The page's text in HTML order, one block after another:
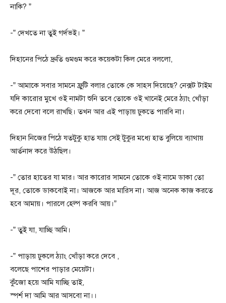
নাকি? ”
-” দেখতে না তুই গর্দভই। ”
দিহানের পিঠে দ্রুতি গুমগুম করে কয়েকটা কিল মেরে বললো,
-” আমাকে সবার সামনে ফ্রুটি বলার তোকে কে সাহস দিয়েছে? নেক্সট টাইম
যদি কারোর মুখে ওই নামটা শুনি তবে তোকে ওই খানেই মেরে ঠ্যাং খোঁড়া
করে দেবো বলে রাখছি। তখন আর এই পাড়ায় ঢুকতে পারবি না।
দিহান নিজের পিঠে যতটুকু হাত যায় সেই টুকুর মধ্যে হাত বুলিয়ে ব্যাথায়
আর্তনাদ করে উঠছিল।
-” তোর হাতের যা মার। আর কারোর সামনে তোকে ওই নামে ডাকা তো
দূর, তোকে ডাকবোই না। আজকে আর মারিস না। আজ অনেক কাজ করতে
হবে আমায়। পারলে হেল্প করবি আয়।”
-” তুই যা, যাচ্ছি আমি।
-” পাড়ায় ঢুকলে ঠ্যাং খোঁড়া করে দেবে ,
বলেছে পাশের পাড়ার মেয়েটা।
কুঁজো হয়ে আমি যাচ্ছি তাই,
স্পর্শ দা আমি আর আসবো না।।